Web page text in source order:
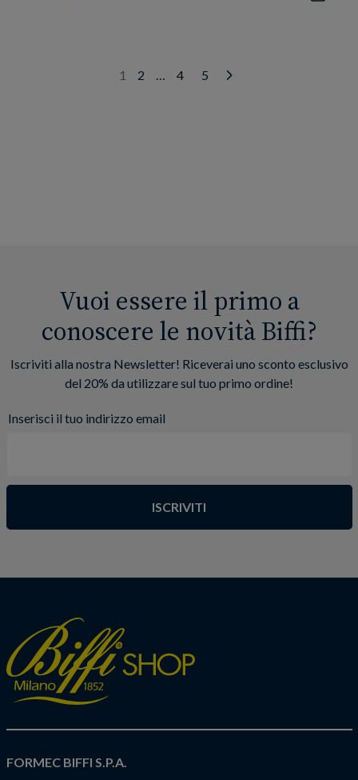
1 2 … 4 5
Next
Vuoi essere il primo a
conoscere le novità Biffi?
Iscriviti alla nostra Newsletter! Riceverai uno sconto esclusivo
del 20% da utilizzare sul tuo primo ordine!
Inserisci il tuo indirizzo email
ISCRIVITI
FORMEC BIFFI S.P.A.